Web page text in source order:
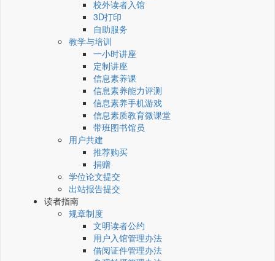
校外读者入馆
3D打印
自助服务
教学与培训
一小时讲座
定制讲座
信息素养课
信息素养能力评测
信息素养手机游戏
信息素质教育微课堂
带班图书馆员
用户共建
推荐购买
捐赠
学位论文提交
出站报告提交
读者指南
规章制度
文明读者公约
用户入馆管理办法
借阅证件管理办法